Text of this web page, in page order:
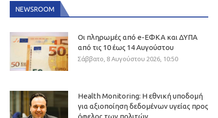
NEWSROOM
Οι πληρωμές από e-ΕΦΚΑ και ΔΥΠΑ
από τις 10 έως 14 Αυγούστου
Σάββατο, 8 Αυγούστου 2026, 10:50
Health Monitoring: Η εθνική υποδομή
για αξιοποίηση δεδομένων υγείας προς